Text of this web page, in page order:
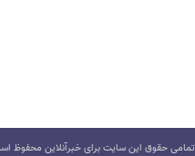
تمامی حقوق این سایت برای خبرآنلاین محفوظ